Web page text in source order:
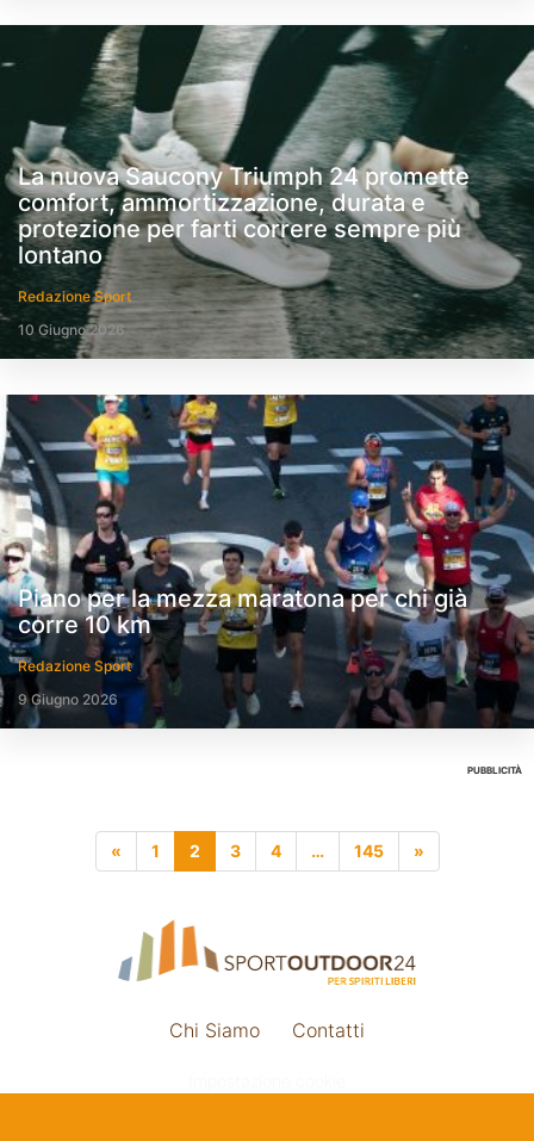
La nuova Saucony Triumph 24 promette
comfort, ammortizzazione, durata e
protezione per farti correre sempre più
lontano
Redazione Sport
10 Giugno 2026
Piano per la mezza maratona per chi già
corre 10 km
Redazione Sport
9 Giugno 2026
PUBBLICITÀ
« 1 2 3 4 … 145 »
Chi Siamo Contatti